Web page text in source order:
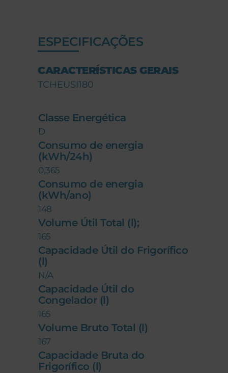
ESPECIFICAÇÕES
CARACTERÍSTICAS GERAIS
TCHEUSI180
Classe Energética
D
Consumo de energia
(kWh/24h)
0,365
Consumo de energia
(kWh/ano)
148
Volume Útil Total (l);
165
Capacidade Útil do Frigorífico
(l)
N/A
Capacidade Útil do
Congelador (l)
165
Volume Bruto Total (l)
167
Capacidade Bruta do
Frigorífico (l)